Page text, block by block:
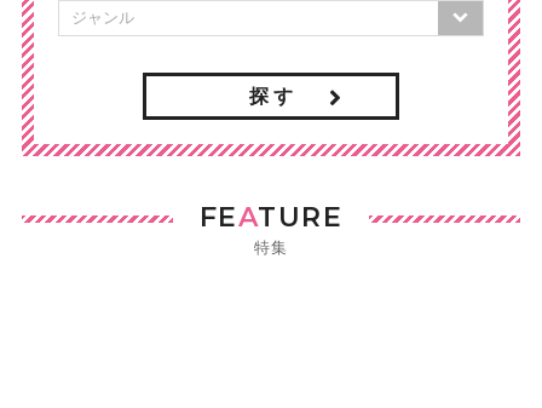
探 す
FEATURE
特集